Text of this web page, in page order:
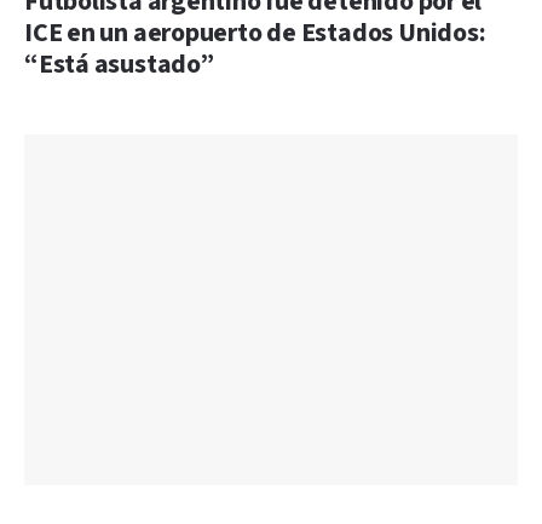
ICE en un aeropuerto de Estados Unidos:
“Está asustado”